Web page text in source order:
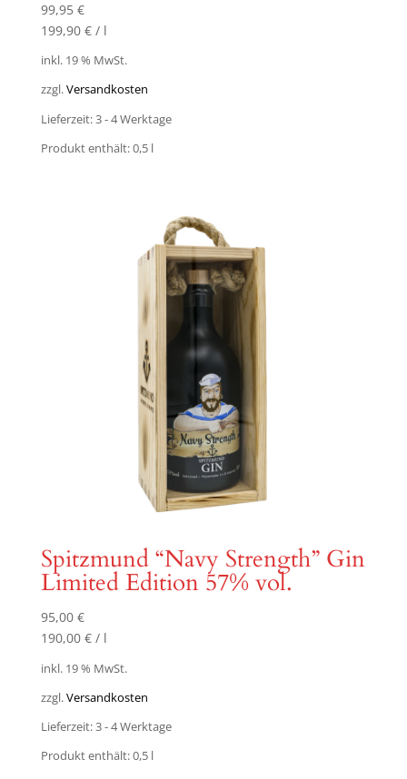
99,95 €
199,90 €/ l
inkl. 19 % MwSt.
zzgl.Versandkosten
Lieferzeit:3 - 4 Werktage
Produkt enthält: 0,5 l
Spitzmund “Navy Strength” Gin
Limited Edition 57% vol.
95,00 €
190,00 €/ l
inkl. 19 % MwSt.
zzgl.Versandkosten
Lieferzeit:3 - 4 Werktage
Produkt enthält: 0,5 l